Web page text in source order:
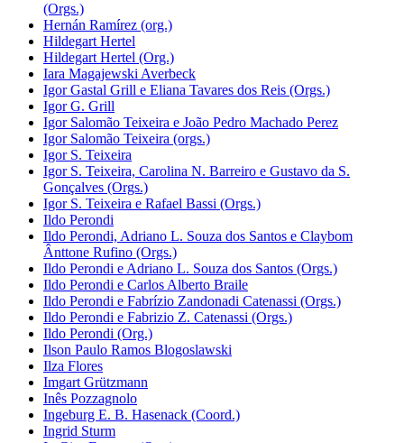
(Orgs.)
Hernán Ramírez (org.)
Hildegart Hertel
Hildegart Hertel (Org.)
Iara Magajewski Averbeck
Igor Gastal Grill e Eliana Tavares dos Reis (Orgs.)
Igor G. Grill
Igor Salomão Teixeira e João Pedro Machado Perez
Igor Salomão Teixeira (orgs.)
Igor S. Teixeira
Igor S. Teixeira, Carolina N. Barreiro e Gustavo da S.
Gonçalves (Orgs.)
Igor S. Teixeira e Rafael Bassi (Orgs.)
Ildo Perondi
Ildo Perondi, Adriano L. Souza dos Santos e Claybom
Ânttone Rufino (Orgs.)
Ildo Perondi e Adriano L. Souza dos Santos (Orgs.)
Ildo Perondi e Carlos Alberto Braile
Ildo Perondi e Fabrízio Zandonadi Catenassi (Orgs.)
Ildo Perondi e Fabrizio Z. Catenassi (Orgs.)
Ildo Perondi (Org.)
Ilson Paulo Ramos Blogoslawski
Ilza Flores
Imgart Grützmann
Inês Pozzagnolo
Ingeburg E. B. Hasenack (Coord.)
Ingrid Sturm